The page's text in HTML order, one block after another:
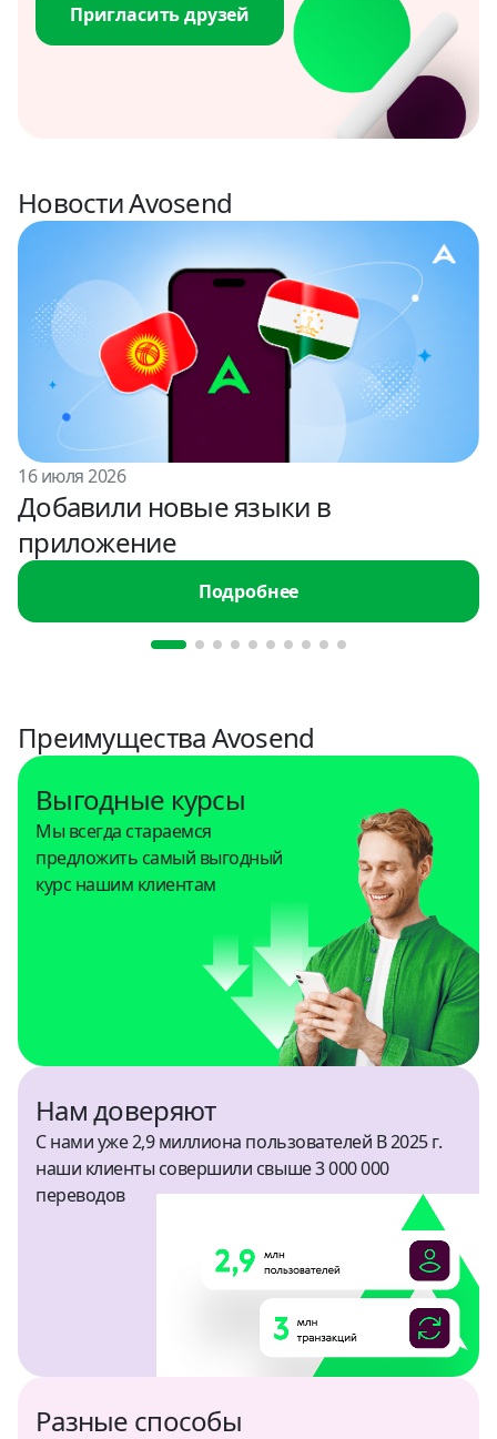
Доминиканская республика
Замбия
Израиль
USD
Индия
USD
Индонезия
USD
Иордания
USD
Испания
KZT, USD, RUB
Кения
USD
Коста-Рика
USD
Кыргызстан
Пригласить друзей
Новости Avosend
16 июля 2026
Добавили новые языки в
приложение
Подробнее
Преимущества Avosend
Выгодные курсы
Мы всегда стараемся
предложить самый выгодный
курс нашим клиентам
Нам доверяют
С нами уже 2,9 миллиона пользователей В 2025 г.
наши клиенты совершили свыше 3 000 000
переводов
Разные способы